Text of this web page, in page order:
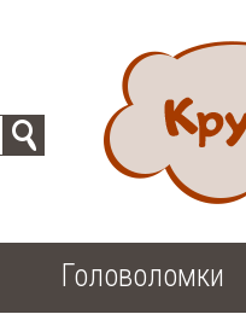
Головоломки